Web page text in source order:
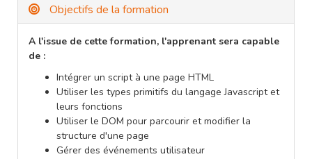
Objectifs de la formation
A l'issue de cette formation, l'apprenant sera capable
de :
Intégrer un script à une page HTML
Utiliser les types primitifs du langage Javascript et
leurs fonctions
Utiliser le DOM pour parcourir et modifier la
structure d'une page
Gérer des événements utilisateur